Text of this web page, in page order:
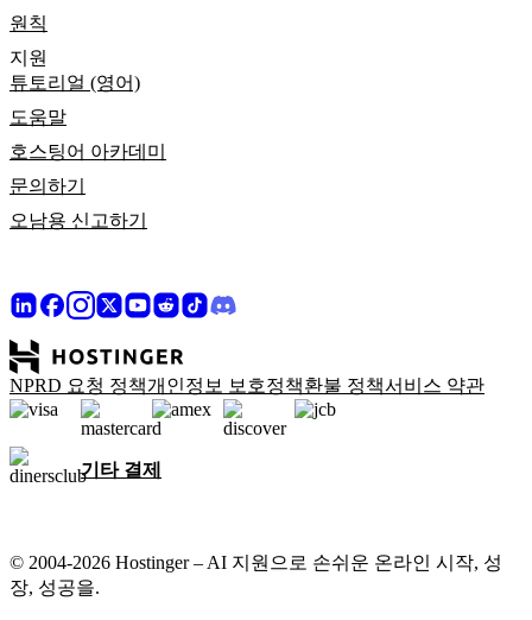
원칙
지원
튜토리얼 (영어)
도움말
호스팅어 아카데미
문의하기
오남용 신고하기
NPRD 요청 정책개인정보 보호정책환불 정책서비스 약관
기타 결제
© 2004-2026 Hostinger – AI 지원으로 손쉬운 온라인 시작, 성
장, 성공을.